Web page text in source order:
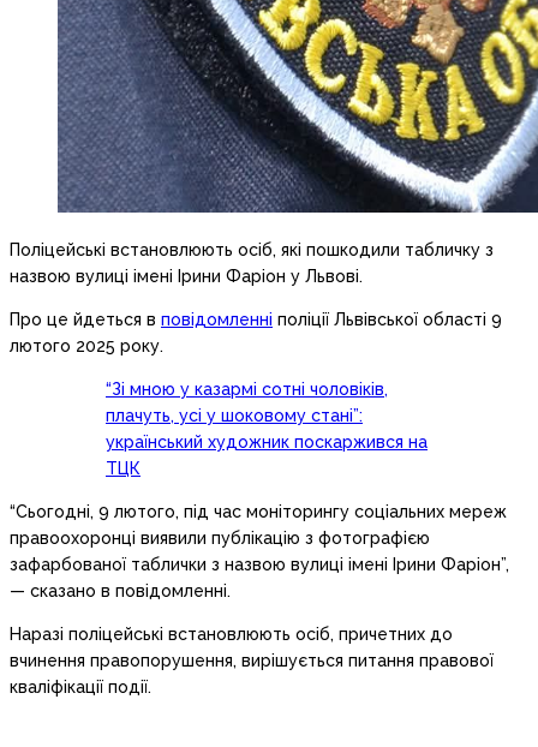
Поліцейські встановлюють осіб, які пошкодили табличку з
назвою вулиці імені Ірини Фаріон у Львові.
Про це йдеться в повідомленні поліції Львівської області 9
лютого 2025 року.
“Зі мною у казармі сотні чоловіків,
плачуть, усі у шоковому стані”:
український художник поскаржився на
ТЦК
“Сьогодні, 9 лютого, під час моніторингу соціальних мереж
правоохоронці виявили публікацію з фотографією
зафарбованої таблички з назвою вулиці імені Ірини Фаріон”,
— сказано в повідомленні.
Наразі поліцейські встановлюють осіб, причетних до
вчинення правопорушення, вирішується питання правової
кваліфікації події.